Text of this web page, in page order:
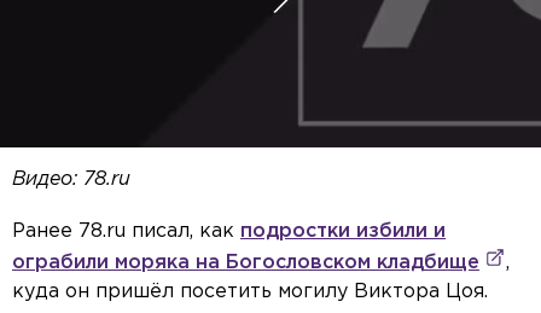
Видео: 78.ru
Ранее 78.ru писал, как подростки избили и
ограбили моряка на Богословском кладбище
,
куда он пришёл посетить могилу Виктора Цоя.